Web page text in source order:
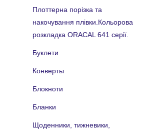
Плоттерна порізка та
накочування плівки.Кольорова
розкладка ORACAL 641 серії.
Буклети
Конверты
Блокноти
Бланки
Щоденники, тижневики,